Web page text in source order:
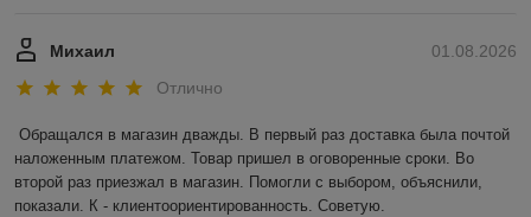
01.08.2026
Михаил
Отлично
Обращался в магазин дважды. В первый раз доставка была почтой
наложенным платежом. Товар пришел в оговоренные сроки. Во
второй раз приезжал в магазин. Помогли с выбором, объяснили,
показали. К - клиентоориентированность. Советую.